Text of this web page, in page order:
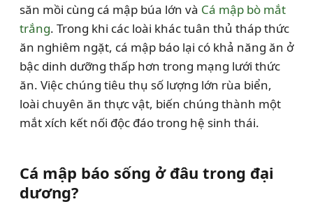
săn mồi cùng cá mập búa lớn và Cá mập bò mắt
trắng. Trong khi các loài khác tuân thủ tháp thức
ăn nghiêm ngặt, cá mập báo lại có khả năng ăn ở
bậc dinh dưỡng thấp hơn trong mạng lưới thức
ăn. Việc chúng tiêu thụ số lượng lớn rùa biển,
loài chuyên ăn thực vật, biến chúng thành một
mắt xích kết nối độc đáo trong hệ sinh thái.
Cá mập báo sống ở đâu trong đại
dương?